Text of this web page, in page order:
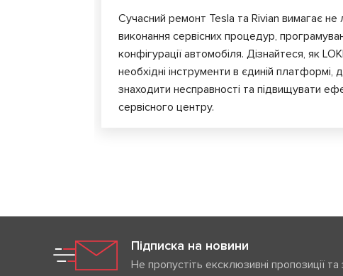
Сучасний ремонт Tesla та Rivian вимагає не
виконання сервісних процедур,
конфігурації автомобіля. Дізнайтеся, як
необхідні інструменти в єдиній
знаходити несправності та підвищувати
сервісного центру.
Підписка на новини
Не пропустіть ексклюзивні пропозиції